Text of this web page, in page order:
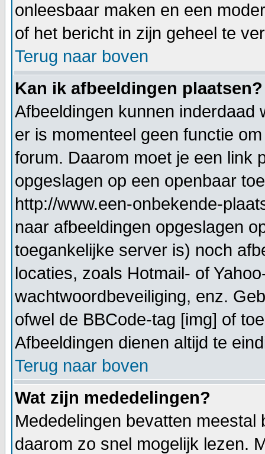
onleesbaar maken en een
of het bericht in zijn geheel te
Terug naar boven
Kan ik afbeeldingen plaatsen?
Afbeeldingen kunnen inderdaad
er is momenteel geen functie
forum. Daarom moet je een link
opgeslagen op een openbaar
http://www.een-onbekende-
naar afbeeldingen opgeslagen
toegankelijke server is) noch
locaties, zoals Hotmail- of
wachtwoordbeveiliging, enz.
ofwel de BBCode-tag [img] of
Afbeeldingen dienen altijd te
Terug naar boven
Wat zijn mededelingen?
Mededelingen bevatten
daarom zo snel mogelijk lezen.